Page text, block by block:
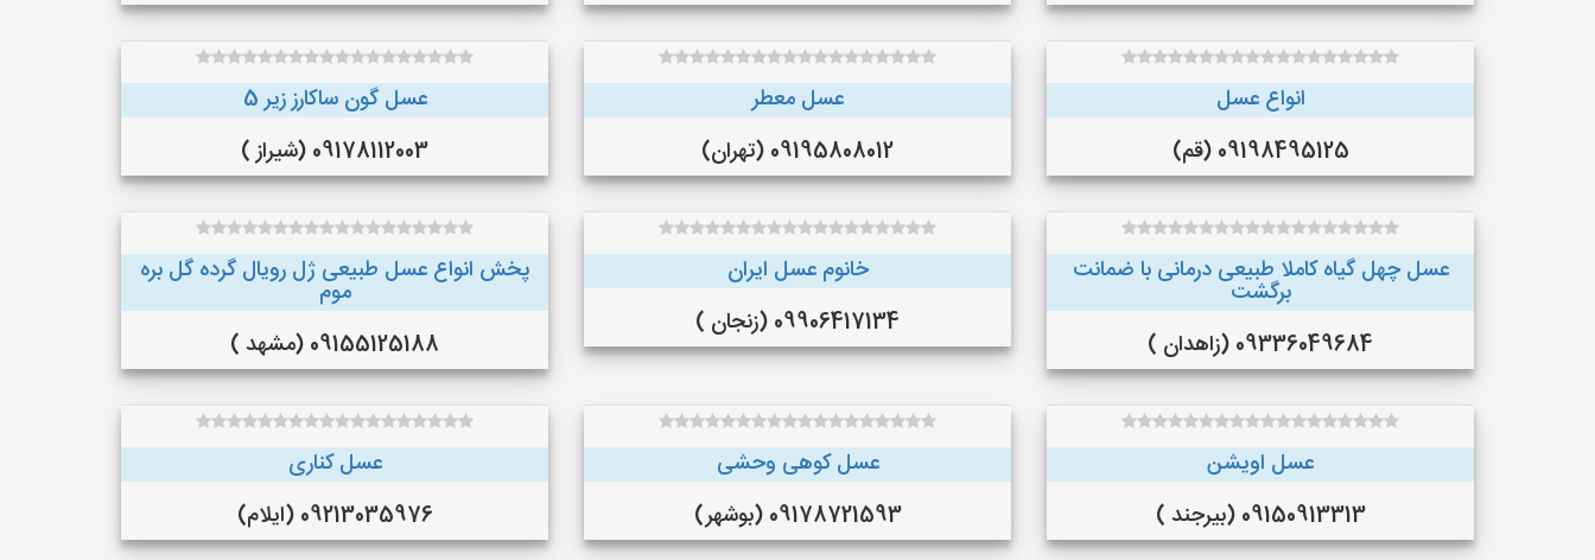
انواع عسل
09198495125 (قم)
عسل معطر
09195808012 (تهران)
عسل گون ساکارز زیر 5
09178112003 (شیراز )
عسل چهل گیاه کاملا طبیعی درمانی با ضمانت
برگشت
09336049684 (زاهدان )
خانوم عسل ایران
09906417134 (زنجان )
پخش انواع عسل طبیعی ژل رویال گرده گل بره
موم
09155125188 (مشهد )
عسل اویشن
09150913313 (بیرجند )
عسل کوهی وحشی
09178721593 (بوشهر)
عسل کناری
09213035976 (ایلام)